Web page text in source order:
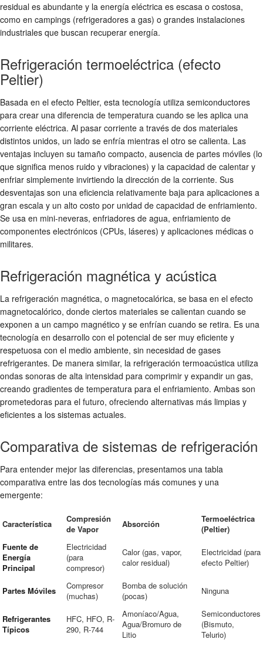
residual es abundante y la energía eléctrica es escasa o costosa,
como en campings (refrigeradores a gas) o grandes instalaciones
industriales que buscan recuperar energía.
Refrigeración termoeléctrica (efecto
Peltier)
Basada en el efecto Peltier, esta tecnología utiliza semiconductores
para crear una diferencia de temperatura cuando se les aplica una
corriente eléctrica. Al pasar corriente a través de dos materiales
distintos unidos, un lado se enfría mientras el otro se calienta. Las
ventajas incluyen su tamaño compacto, ausencia de partes móviles (lo
que significa menos ruido y vibraciones) y la capacidad de calentar y
enfriar simplemente invirtiendo la dirección de la corriente. Sus
desventajas son una eficiencia relativamente baja para aplicaciones a
gran escala y un alto costo por unidad de capacidad de enfriamiento.
Se usa en mini-neveras, enfriadores de agua, enfriamiento de
componentes electrónicos (CPUs, láseres) y aplicaciones médicas o
militares.
Refrigeración magnética y acústica
La refrigeración magnética, o magnetocalórica, se basa en el efecto
magnetocalórico, donde ciertos materiales se calientan cuando se
exponen a un campo magnético y se enfrían cuando se retira. Es una
tecnología en desarrollo con el potencial de ser muy eficiente y
respetuosa con el medio ambiente, sin necesidad de gases
refrigerantes. De manera similar, la refrigeración termoacústica utiliza
ondas sonoras de alta intensidad para comprimir y expandir un gas,
creando gradientes de temperatura para el enfriamiento. Ambas son
prometedoras para el futuro, ofreciendo alternativas más limpias y
eficientes a los sistemas actuales.
Comparativa de sistemas de refrigeración
Para entender mejor las diferencias, presentamos una tabla
comparativa entre las dos tecnologías más comunes y una
emergente:
Característica
Compresión
de Vapor
Absorción
Termoeléctrica
(Peltier)
Fuente de
Energía
Principal
Electricidad
(para
compresor)
Calor (gas, vapor,
calor residual)
Electricidad (para
efecto Peltier)
Partes Móviles
Compresor
(muchas)
Bomba de solución
(pocas)
Ninguna
Refrigerantes
Típicos
HFC, HFO, R-
290, R-744
Amoníaco/Agua,
Agua/Bromuro de
Litio
Semiconductores
(Bismuto,
Telurio)